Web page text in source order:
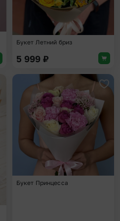
Букет Летний бриз
5 999 ₽
Добавить в избранное
Букет Принцесса